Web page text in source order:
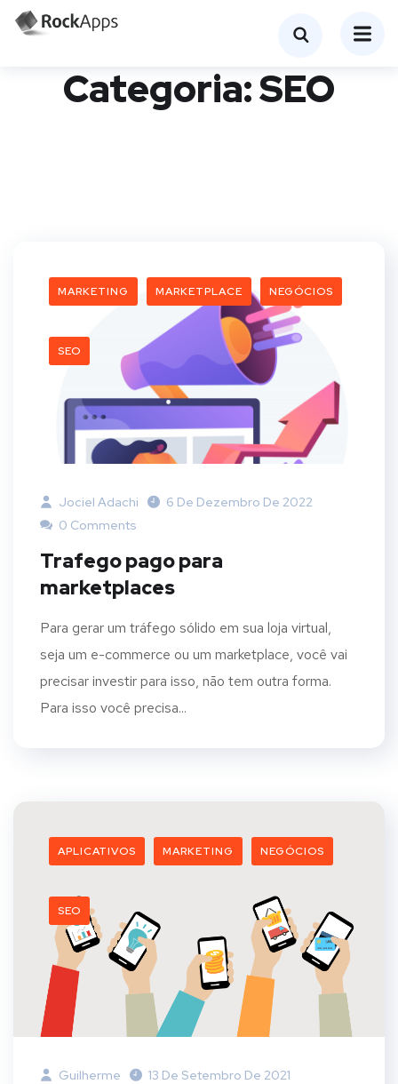
Categoria:SEO
MARKETING MARKETPLACE NEGÓCIOS
SEO
Jociel Adachi
6 De Dezembro De 2022
0 Comments
Trafego pago para
marketplaces
Para gerar um tráfego sólido em sua loja virtual,
seja um e-commerce ou um marketplace, você vai
precisar investir para isso, não tem outra forma.
Para isso você precisa...
APLICATIVOS MARKETING NEGÓCIOS
SEO
Guilherme
13 De Setembro De 2021